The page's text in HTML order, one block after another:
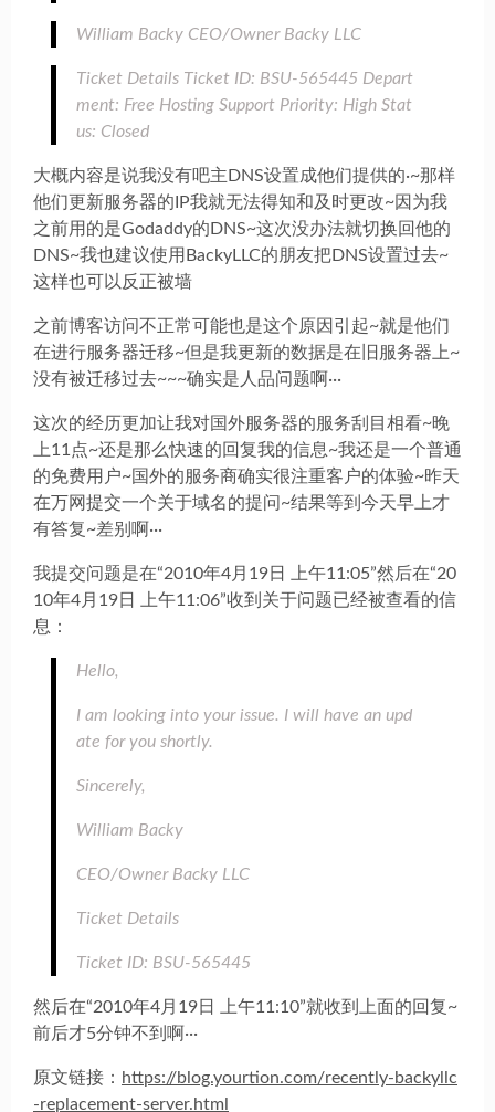
William Backy CEO/Owner Backy LLC
Ticket Details Ticket ID: BSU-565445 Depart
ment: Free Hosting Support Priority: High Stat
us: Closed
大概内容是说我没有吧主DNS设置成他们提供的·~那样
他们更新服务器的IP我就无法得知和及时更改~因为我
之前用的是Godaddy的DNS~这次没办法就切换回他的
DNS~我也建议使用BackyLLC的朋友把DNS设置过去~
这样也可以反正被墙
之前博客访问不正常可能也是这个原因引起~就是他们
在进行服务器迁移~但是我更新的数据是在旧服务器上~
没有被迁移过去~~~确实是人品问题啊···
这次的经历更加让我对国外服务器的服务刮目相看~晚
上11点~还是那么快速的回复我的信息~我还是一个普通
的免费用户~国外的服务商确实很注重客户的体验~昨天
在万网提交一个关于域名的提问~结果等到今天早上才
有答复~差别啊···
我提交问题是在“2010年4月19日 上午11:05”然后在“20
10年4月19日 上午11:06”收到关于问题已经被查看的信
息：
Hello,
I am looking into your issue. I will have an upd
ate for you shortly.
Sincerely,
William Backy
CEO/Owner Backy LLC
Ticket Details
Ticket ID: BSU-565445
然后在“2010年4月19日 上午11:10”就收到上面的回复~
前后才5分钟不到啊···
原文链接： https://blog.yourtion.com/recently-backyllc
-replacement-server.html